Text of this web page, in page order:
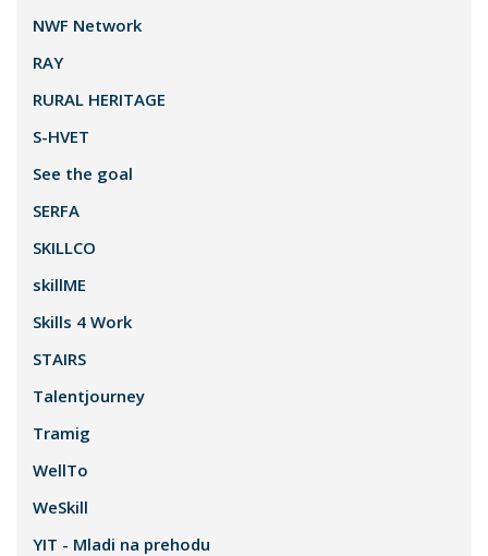
NWF Network
RAY
RURAL HERITAGE
S-HVET
See the goal
SERFA
SKILLCO
skillME
Skills 4 Work
STAIRS
Talentjourney
Tramig
WellTo
WeSkill
YIT - Mladi na prehodu